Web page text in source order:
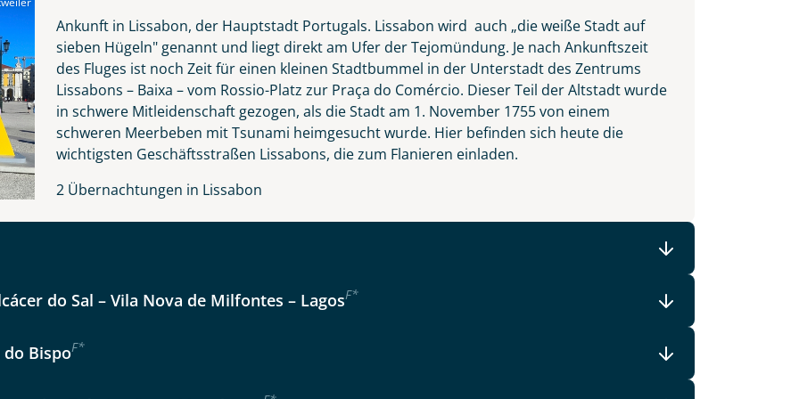
WhatsApp
wählen
Ankunft in Lissabon, der Hauptstadt Portugals. Lissabon wird auch „die weiße Stadt auf
sieben Hügeln" genannt und liegt direkt am Ufer der Tejomündung. Je nach Ankunftszeit
des Fluges ist noch Zeit für einen kleinen Stadtbummel in der Unterstadt des Zentrums
Lissabons – Baixa – vom Rossio-Platz zur Praça do Comércio. Dieser Teil der Altstadt wurde
in schwere Mitleidenschaft gezogen, als die Stadt am 1. November 1755 von einem
schweren Meerbeben mit Tsunami heimgesucht wurde. Hier befinden sich heute die
wichtigsten Geschäftsstraßen Lissabons, die zum Flanieren einladen.
2 Übernachtungen in Lissabon
do Sal – Vila Nova de Milfontes – LagosF*
do BispoF*
Telefon